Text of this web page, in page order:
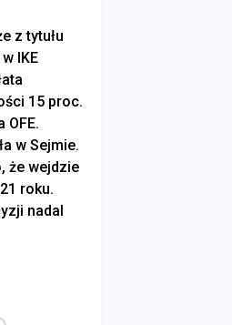
z tytułu
IKE
15 proc.
OFE.
w Sejmie.
że wejdzie
roku.
nadal